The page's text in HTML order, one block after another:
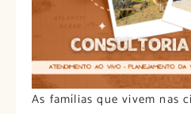
As famílias que vivem nas